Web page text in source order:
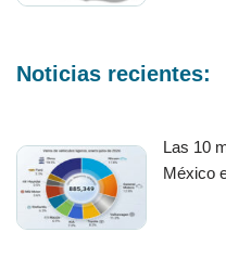
Noticias recientes:
Las 10
México